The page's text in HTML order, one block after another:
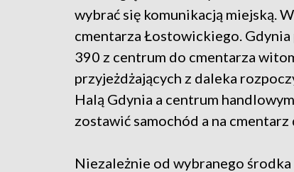
wybrać się komunikacją miejską.
cmentarza Łostowickiego.
390 z centrum do cmentarza
przyjeżdżających z daleka
Halą Gdynia a centrum
zostawić samochód a na cmentarz
Niezależnie od wybranego